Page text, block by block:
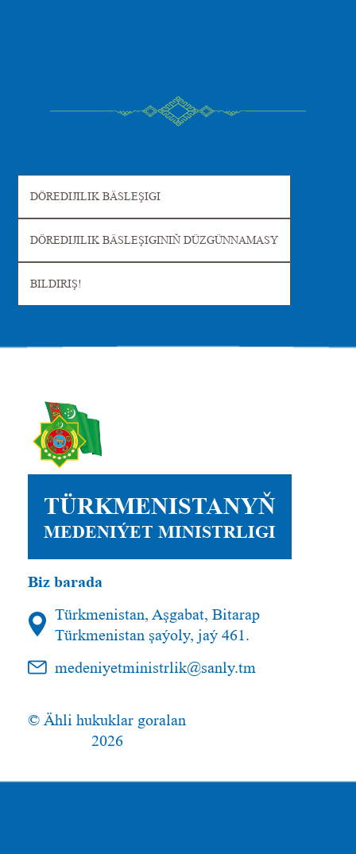
DÖREDIJILIK BÄSLEŞIGI
DÖREDIJILIK BÄSLEŞIGINIŇ DÜZGÜNNAMASY
BILDIRIŞ!
TÜRKMENISTANYŇ
MEDENIÝET MINISTRLIGI
Biz barada
Türkmenistan, Aşgabat, Bitarap
Türkmenistan şaýoly, jaý 461.
medeniyetministrlik@sanly.tm
© Ähli hukuklar goralan
2026